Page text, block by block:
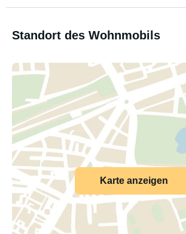
Standort des Wohnmobils
Karte anzeigen